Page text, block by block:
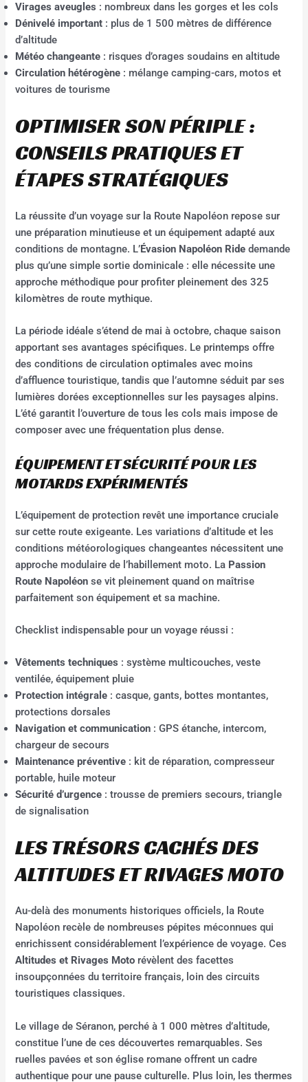
Virages aveugles : nombreux dans les gorges et les cols
Dénivelé important : plus de 1 500 mètres de différence
d’altitude
Météo changeante : risques d’orages soudains en altitude
Circulation hétérogène : mélange camping-cars, motos et
voitures de tourisme
OPTIMISER SON PÉRIPLE :
CONSEILS PRATIQUES ET
ÉTAPES STRATÉGIQUES
La réussite d’un voyage sur la Route Napoléon repose sur
une préparation minutieuse et un équipement adapté aux
conditions de montagne. L’Évasion Napoléon Ride demande
plus qu’une simple sortie dominicale : elle nécessite une
approche méthodique pour profiter pleinement des 325
kilomètres de route mythique.
La période idéale s’étend de mai à octobre, chaque saison
apportant ses avantages spécifiques. Le printemps offre
des conditions de circulation optimales avec moins
d’affluence touristique, tandis que l’automne séduit par ses
lumières dorées exceptionnelles sur les paysages alpins.
L’été garantit l’ouverture de tous les cols mais impose de
composer avec une fréquentation plus dense.
ÉQUIPEMENT ET SÉCURITÉ POUR LES
MOTARDS EXPÉRIMENTÉS
L’équipement de protection revêt une importance cruciale
sur cette route exigeante. Les variations d’altitude et les
conditions météorologiques changeantes nécessitent une
approche modulaire de l’habillement moto. La Passion
Route Napoléon se vit pleinement quand on maîtrise
parfaitement son équipement et sa machine.
Checklist indispensable pour un voyage réussi :
Vêtements techniques : système multicouches, veste
ventilée, équipement pluie
Protection intégrale : casque, gants, bottes montantes,
protections dorsales
Navigation et communication : GPS étanche, intercom,
chargeur de secours
Maintenance préventive : kit de réparation, compresseur
portable, huile moteur
Sécurité d’urgence : trousse de premiers secours, triangle
de signalisation
LES TRÉSORS CACHÉS DES
ALTITUDES ET RIVAGES MOTO
Au-delà des monuments historiques officiels, la Route
Napoléon recèle de nombreuses pépites méconnues qui
enrichissent considérablement l’expérience de voyage. Ces
Altitudes et Rivages Moto révèlent des facettes
insoupçonnées du territoire français, loin des circuits
touristiques classiques.
Le village de Séranon, perché à 1 000 mètres d’altitude,
constitue l’une de ces découvertes remarquables. Ses
ruelles pavées et son église romane offrent un cadre
authentique pour une pause culturelle. Plus loin, les thermes